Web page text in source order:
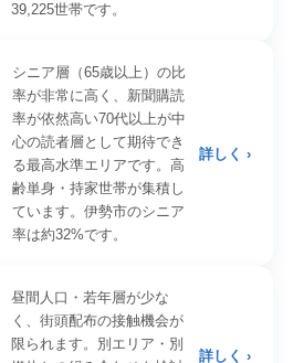
39,225世帯です。
シニア層（65歳以上）の比
率が非常に高く、新聞購読
率が依然高い70代以上が中
心の読者層として期待でき
る最高水準エリアです。高
齢単身・持家世帯が集積し
ています。伊勢市のシニア
率は約32%です。
詳しく ›
昼間人口・若年層が少な
く、街頭配布の接触機会が
限られます。別エリア・別
詳しく ›